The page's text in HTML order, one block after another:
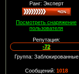
Ранг: Эксперт
Посмотреть снаряжение
пользователя
Репутация:
-72
Группа: Заблокированные
Сообщений: 1018